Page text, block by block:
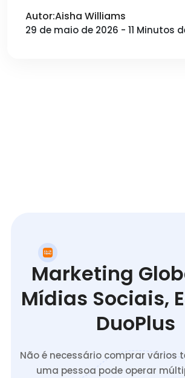
Autor:Aisha Williams
29 de maio de 2026 - 11 Minutos
Marketing
Mídias Sociais,
DuoPlus
Não é necessário comprar vários
uma pessoa pode operar